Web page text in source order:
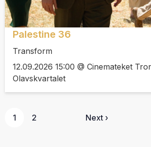
Palestine 36
Transform
12.09.2026 15:00 @ Cinemateket
Olavskvartalet
1 2 Next ›